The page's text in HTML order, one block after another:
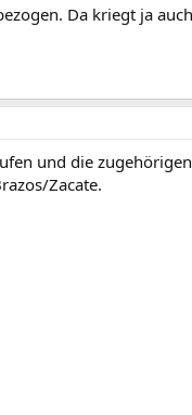
Da kriegt ja
und die
Zacate.